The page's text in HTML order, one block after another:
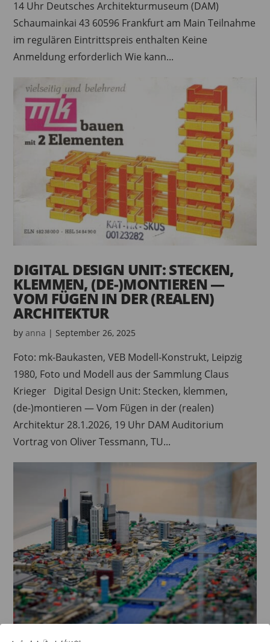
14 Uhr Deutsches Architekturmuseum (DAM)
Schaumainkai 43 60596 Frankfurt am Main Teilnahme
im regulären Eintrittspreis enthalten Keine
Anmeldung erforderlich Wie kann...
DIGITAL DESIGN UNIT: STECKEN,
KLEMMEN, (DE-)MONTIEREN —
VOM FÜGEN IN DER (REALEN)
ARCHITEKTUR
byanna | September 26, 2025
Foto: mk-Baukasten, VEB Modell-Konstrukt, Leipzig
1980, Foto und Modell aus der Sammlung Claus
Krieger Digital Design Unit: Stecken, klemmen,
(de-)montieren — Vom Fügen in der (realen)
Architektur 28.1.2026, 19 Uhr DAM Auditorium
Vortrag von Oliver Tessmann, TU...